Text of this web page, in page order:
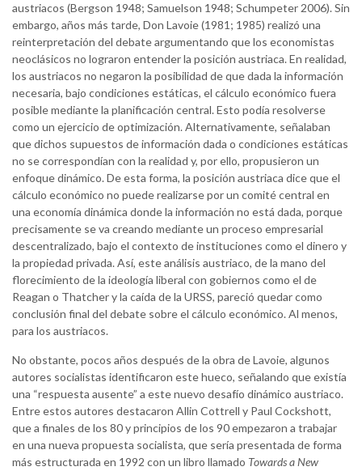
austriacos (Bergson 1948; Samuelson 1948; Schumpeter 2006). Sin
embargo, años más tarde, Don Lavoie (1981; 1985) realizó una
reinterpretación del debate argumentando que los economistas
neoclásicos no lograron entender la posición austriaca. En realidad,
los austriacos no negaron la posibilidad de que dada la información
necesaria, bajo condiciones estáticas, el cálculo económico fuera
posible mediante la planificación central. Esto podía resolverse
como un ejercicio de optimización. Alternativamente, señalaban
que dichos supuestos de información dada o condiciones estáticas
no se correspondían con la realidad y, por ello, propusieron un
enfoque dinámico. De esta forma, la posición austriaca dice que el
cálculo económico no puede realizarse por un comité central en
una economía dinámica donde la información no está dada, porque
precisamente se va creando mediante un proceso empresarial
descentralizado, bajo el contexto de instituciones como el dinero y
la propiedad privada. Así, este análisis austriaco, de la mano del
florecimiento de la ideología liberal con gobiernos como el de
Reagan o Thatcher y la caída de la URSS, pareció quedar como
conclusión final del debate sobre el cálculo económico. Al menos,
para los austriacos.
No obstante, pocos años después de la obra de Lavoie, algunos
autores socialistas identificaron este hueco, señalando que existía
una “respuesta ausente” a este nuevo desafío dinámico austriaco.
Entre estos autores destacaron Allin Cottrell y Paul Cockshott,
que a finales de los 80 y principios de los 90 empezaron a trabajar
en una nueva propuesta socialista, que sería presentada de forma
más estructurada en 1992 con un libro llamado Towards a New